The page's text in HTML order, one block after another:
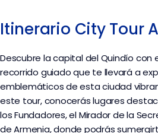
Itinerario City Tour
Descubre la capital del Quindío con
recorrido guiado que te llevará a
emblemáticos de esta ciudad
este tour, conocerás lugares
los Fundadores, el Mirador de la
de Armenia, donde podrás